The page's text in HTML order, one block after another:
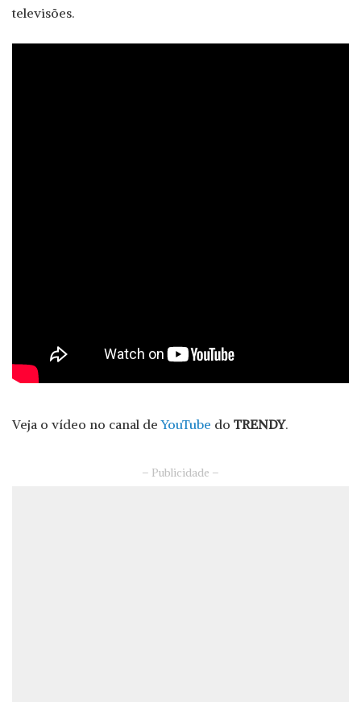
televisões.
Veja o vídeo no canal deYouTube do TRENDY.
– Publicidade –